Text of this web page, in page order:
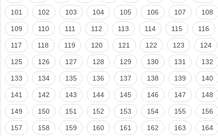
101 102 103 104 105 106 107 108
109 110 111 112 113 114 115 116
117 118 119 120 121 122 123 124
125 126 127 128 129 130 131 132
133 134 135 136 137 138 139 140
141 142 143 144 145 146 147 148
149 150 151 152 153 154 155 156
157 158 159 160 161 162 163 164